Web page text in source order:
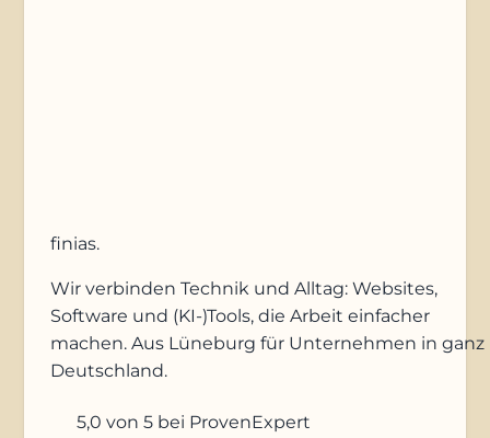
finias.
Wir verbinden Technik und Alltag: Websites,
Software und (KI-)Tools, die Arbeit einfacher
machen. Aus Lüneburg für Unternehmen in ganz
Deutschland.
5,0 von 5 bei ProvenExpert